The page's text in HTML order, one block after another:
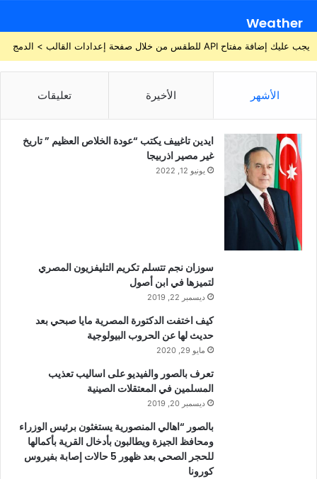
Weather
يجب عليك إضافة مفتاح API للطقس من خلال صفحة إعدادات القالب > الدمج
الأشهر الأخيرة تعليقات
ايدين تاغييف يكتب “عودة الخلاص العظيم ” تاريخ
غير مصير اذربيجا
يونيو 12, 2022
سوزان نجم تتسلم تكريم التليفزيون المصري
لتميزها في ابن أصول
ديسمبر 22, 2019
كيف اختفت الدكتورة المصرية مايا صبحي بعد
حديث لها عن الحروب البيولوجية
مايو 29, 2020
تعرف بالصور والفيديو على اساليب تعذيب
المسلمين في المعتقلات الصينية
ديسمبر 20, 2019
بالصور “اهالي المنصورية يستغثون برئيس الوزراء
ومحافظ الجيزة ويطالبون بأدخال القرية بأكمالها
للحجر الصحي بعد ظهور 5 حالات إصابة بفيروس
كورونا